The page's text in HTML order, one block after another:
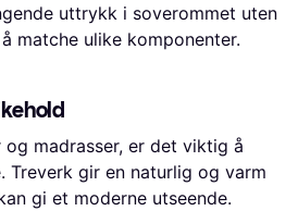
uttrykk i soverommet uten
matche ulike komponenter.
og madrasser, er det viktig å
Treverk gir en naturlig og varm
gi et moderne utseende.